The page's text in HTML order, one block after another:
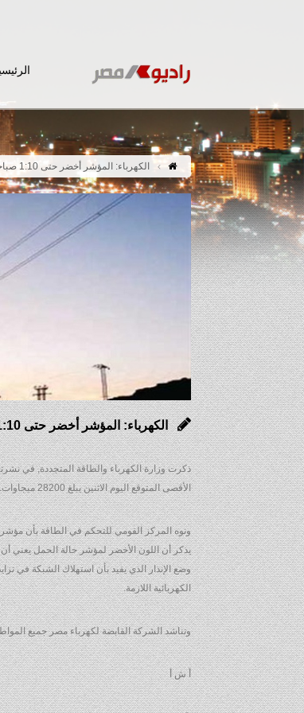
الكهرباء: المؤشر أخضر حتى 1:10 صباحا ولا تخفيف للأحمال أمس
الكهرباء: المؤشر أخضر حتى 1:10 صباحا ولا تخفيف للأحمال أمس
ذكرت وزارة الكهرباء والطاقة المتجددة, في
الأقصى المتوقع اليوم الاثنين يبلغ 28200 ميجاوات.
ونوه المركز القومي للتحكم في الطاقة بأن مؤشر حالة
يذكر أن اللون الأخضر لمؤشر حالة الحمل يعني أن
وضع الإنذار الذي يفيد بأن استهلاك الشبكة في
الكهربائية اللازمة.
وتناشد الشركة القابضة لكهرباء مصر جميع
أ ش أ